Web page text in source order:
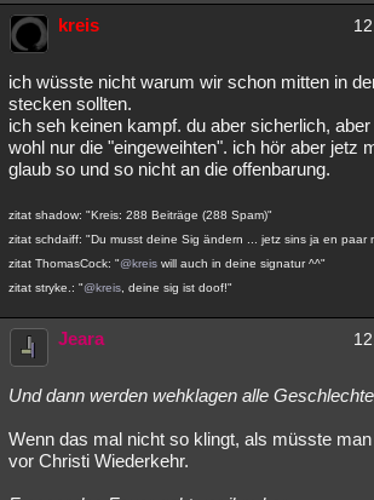
kreis
ich wüsste nicht warum wir schon mitten in
stecken sollten.
ich seh keinen kampf. du aber sicherlich,
wohl nur die "eingeweihten". ich hör aber jetz
glaub so und so nicht an die offenbarung.
zitat shadow: "Kreis: 288 Beiträge (288 Spam)"
zitat schdaiff: "Du musst deine Sig ändern ... jetz sins ja en paar
zitat ThomasCock: "@kreis will auch in deine signatur ^^"
zitat stryke.: "@kreis , deine sig ist doof!"
Jeara
Und dann werden wehklagen alle
Wenn das mal nicht so klingt, als müsste
vor Christi Wiederkehr.